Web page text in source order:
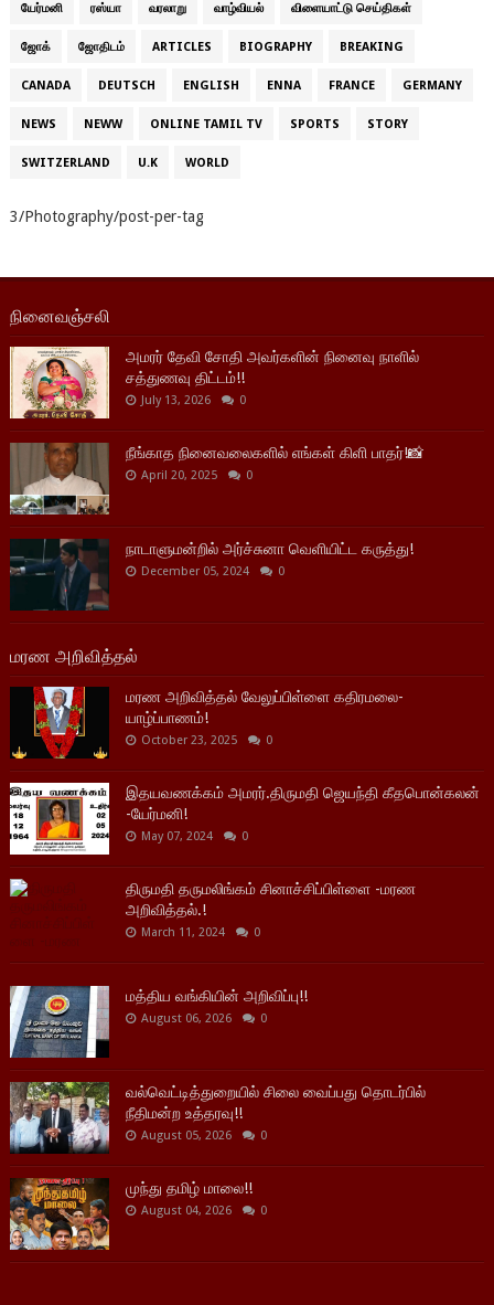
யேர்மனி ரஸ்யா வரலாறு வாழ்வியல் விளையாட்டு செய்திகள்
ஜோக் ஜோதிடம் ARTICLES BIOGRAPHY BREAKING
CANADA DEUTSCH ENGLISH ENNA FRANCE GERMANY
NEWS NEWW ONLINE TAMIL TV SPORTS STORY
SWITZERLAND U.K WORLD
3/Photography/post-per-tag
நினைவஞ்சலி
அமரர் தேவி சோதி அவர்களின் நினைவு நாளில்
சத்துணவு திட்டம்!!
July 13, 2026 0
நீங்காத நினைவலைகளில் எங்கள் கிளி பாதர்!📸
April 20, 2025 0
நாடாளுமன்றில் அர்ச்சுனா வெளியிட்ட கருத்து!
December 05, 2024 0
மரண அறிவித்தல்
மரண அறிவித்தல் வேலுப்பிள்ளை கதிரமலை-
யாழ்ப்பாணம்!
October 23, 2025 0
இதயவணக்கம் அமரர்.திருமதி ஜெயந்தி கீதபொன்கலன்
-யேர்மனி!
May 07, 2024 0
திருமதி தருமலிங்கம் சினாச்சிப்பிள்ளை -மரண
அறிவித்தல்.!
March 11, 2024 0
மத்திய வங்கியின் அறிவிப்பு!!
August 06, 2026 0
வல்வெட்டித்துறையில் சிலை வைப்பது தொடர்பில்
நீதிமன்ற உத்தரவு!!
August 05, 2026 0
முந்து தமிழ் மாலை!!
August 04, 2026 0